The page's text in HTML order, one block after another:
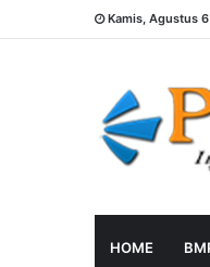
Kamis, Agustus
HOME